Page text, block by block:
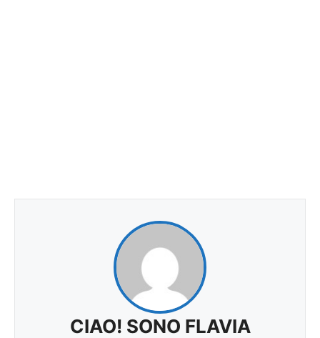
CIAO! SONO FLAVIA